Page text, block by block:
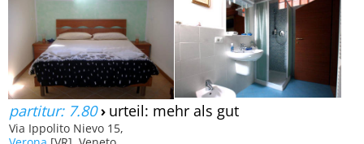
partitur: 7.80› urteil: mehr als gut
Via Ippolito Nievo 15,